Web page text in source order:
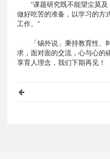
“课题研究既不能望尘莫
做好吃苦的准备，以学习的方
工作。”
「锡外说」秉持教育性
求，面对面的交流，心与心的
享育人理念，我们下期再见！